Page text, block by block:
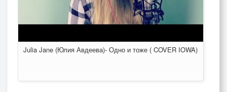
Julia Jane (Юлия Авдеева)- Одно и тоже ( COVER IOWA)